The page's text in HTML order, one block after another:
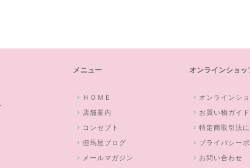
メニュー
ＨＯＭＥ
店舗案内
コンセプト
但馬屋ブログ
メールマガジン
オンラインショッ
オンラインシ
お買い物ガイド
特定商取引法
プライバシー
お問い合わせ